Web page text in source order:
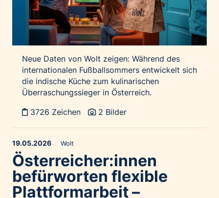
Neue Daten von Wolt zeigen: Während des
internationalen Fußballsommers entwickelt sich
die indische Küche zum kulinarischen
Überraschungssieger in Österreich.
3726 Zeichen
2 Bilder
19.05.2026 Wolt
Österreicher:innen
befürworten flexible
Plattformarbeit –